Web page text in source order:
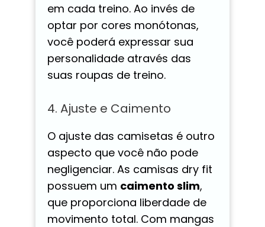
em cada treino. Ao invés de
optar por cores monótonas,
você poderá expressar sua
personalidade através das
suas roupas de treino.
4. Ajuste e Caimento
O ajuste das camisetas é outro
aspecto que você não pode
negligenciar. As camisas dry fit
possuem um caimento slim,
que proporciona liberdade de
movimento total. Com mangas